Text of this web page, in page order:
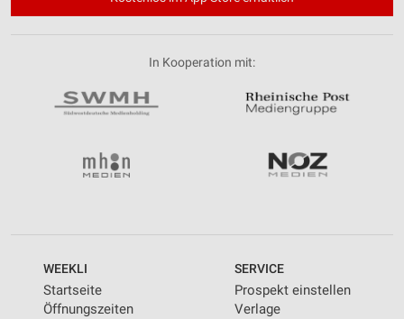
In Kooperation mit:
WEEKLI
Startseite
Öffnungszeiten
SERVICE
Prospekt einstellen
Verlage